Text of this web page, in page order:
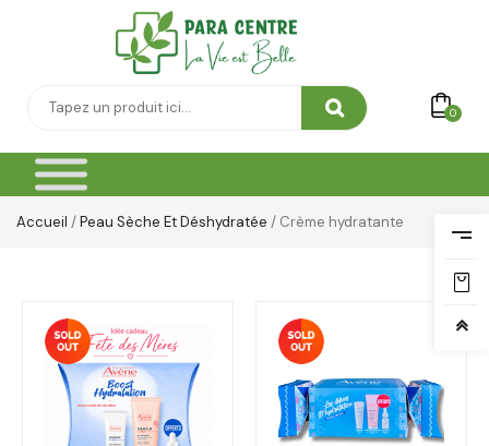
0
Accueil /Peau Sèche Et Déshydratée / Crème hydratante